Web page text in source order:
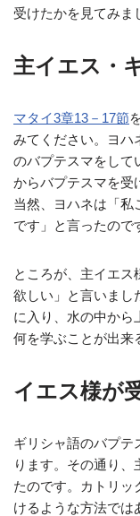
受けたかを見てみま
主イエス・
マタイ3章13－17節
みてください。ヨハ
のバプテスマをして
からバプテスマを受
当然、ヨハネは「私
です」と言ったので
ところが、主イエス
欲しい」と言いまし
に入り、水の中から
何を学ぶことが出来
イエス様が
ギリシャ語のバプテ
ります。その通り
たのです。カトリッ
けるような方法では